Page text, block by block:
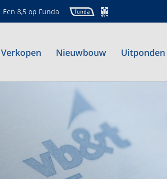
Een 8,5 op Funda
Verkopen Nieuwbouw Uitponden